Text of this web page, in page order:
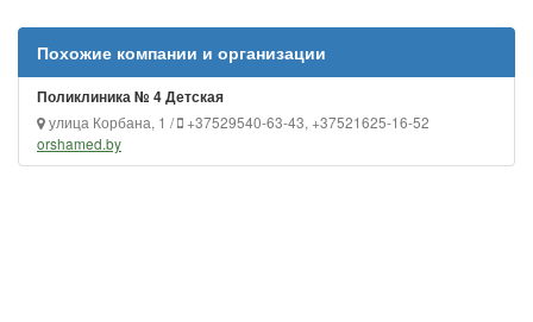
Похожие компании и организации
Поликлиника № 4 Детская
улица Корбана, 1 /
+37529540-63-43, +37521625-16-52
orshamed.by